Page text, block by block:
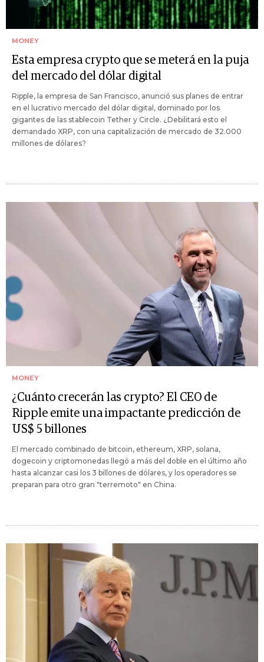
MONEY
Esta empresa crypto que se meterá en la puja
del mercado del dólar digital
Ripple, la empresa de San Francisco, anunció sus planes de entrar
en el lucrativo mercado del dólar digital, dominado por los
gigantes de las stablecoin Tether y Circle. ¿Debilitará esto el
demandado XRP, con una capitalización de mercado de 32.000
millones de dólares?
MONEY
¿Cuánto crecerán las crypto? El CEO de
Ripple emite una impactante predicción de
US$ 5 billones
El mercado combinado de bitcoin, ethereum, XRP, solana,
dogecoin y criptomonedas llegó a más del doble en el último año
hasta alcanzar casi los 3 billones de dólares, y los operadores se
preparan para otro gran "terremoto" en China.